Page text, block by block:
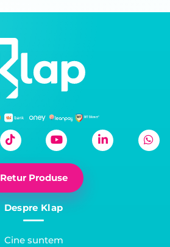
Retur Produse
Despre Klap
Cine suntem